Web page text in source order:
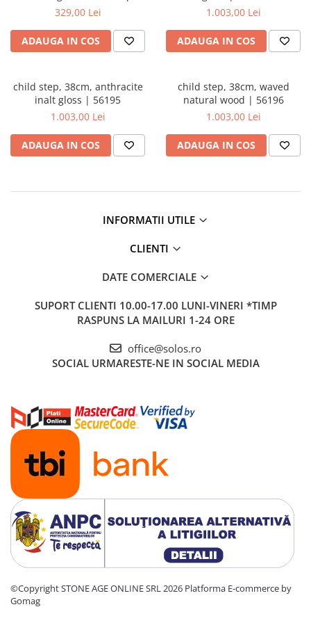
Baterii lavoar montare pe tavan
Baterii pentru bideu
Robinete baie
Robinete masina de spalat
A4491467
329,00 Lei
ADAUGA IN COS
1.003,00 Lei
ADAUGA IN COS
child step, 38cm, anthracite
inalt gloss | 56195
1.003,00 Lei
ADAUGA IN COS
child step, 38cm, waved
natural wood | 56196
1.003,00 Lei
ADAUGA IN COS
INFORMATII UTILE
CLIENTI
DATE COMERCIALE
SUPORT CLIENTI 10.00-17.00 LUNI-VINERI *TIMP
RASPUNS LA MAILURI 1-24 ORE
office@solos.ro
SOCIAL URMARESTE-NE IN SOCIAL MEDIA
©Copyright STONE AGE ONLINE SRL 2026 Platforma E-commerce by
Gomag